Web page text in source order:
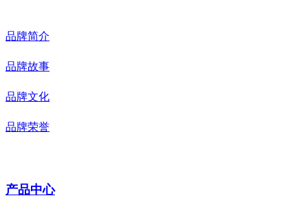
品牌简介
品牌故事
品牌文化
品牌荣誉
产品中心